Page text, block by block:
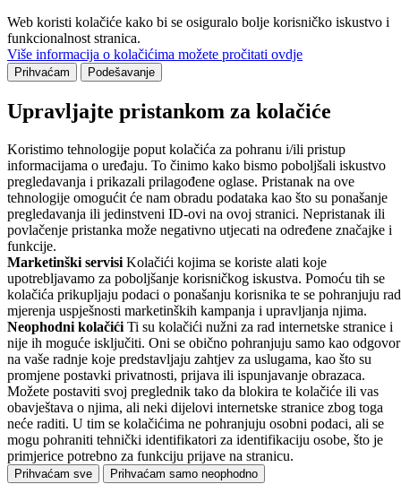
Web koristi kolačiće kako bi se osiguralo bolje korisničko iskustvo i
funkcionalnost stranica.
Više informacija o kolačićima možete pročitati ovdje
Prihvaćam Podešavanje
Upravljajte pristankom za kolačiće
Koristimo tehnologije poput kolačića za pohranu i/ili pristup
informacijama o uređaju. To činimo kako bismo poboljšali iskustvo
pregledavanja i prikazali prilagođene oglase. Pristanak na ove
tehnologije omogućit će nam obradu podataka kao što su ponašanje
pregledavanja ili jedinstveni ID-ovi na ovoj stranici. Nepristanak ili
povlačenje pristanka može negativno utjecati na određene značajke i
funkcije.
Marketinški servisi Kolačići kojima se koriste alati koje
upotrebljavamo za poboljšanje korisničkog iskustva. Pomoću tih se
kolačića prikupljaju podaci o ponašanju korisnika te se pohranjuju
mjerenja uspješnosti marketinških kampanja i upravljanja njima.
Neophodni kolačići Ti su kolačići nužni za rad internetske stranice i
nije ih moguće isključiti. Oni se obično pohranjuju samo kao odgovor
na vaše radnje koje predstavljaju zahtjev za uslugama, kao što su
promjene postavki privatnosti, prijava ili ispunjavanje obrazaca.
Možete postaviti svoj preglednik tako da blokira te kolačiće ili vas
obavještava o njima, ali neki dijelovi internetske stranice zbog toga
neće raditi. U tim se kolačićima ne pohranjuju osobni podaci, ali se
mogu pohraniti tehnički identifikatori za identifikaciju osobe, što je
primjerice potrebno za funkciju prijave na stranicu.
Prihvaćam sve Prihvaćam samo neophodno